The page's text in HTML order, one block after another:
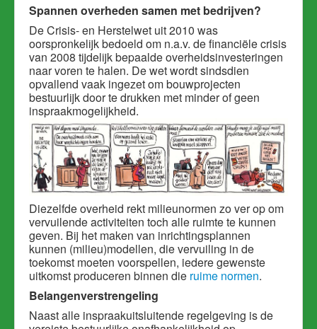
Spannen overheden samen met bedrijven?
De Crisis- en Herstelwet uit 2010 was
oorspronkelijk bedoeld om n.a.v. de financiële crisis
van 2008 tijdelijk bepaalde overheidsinvesteringen
naar voren te halen. De wet wordt sindsdien
opvallend vaak ingezet om bouwprojecten
bestuurlijk door te drukken met minder of geen
inspraakmogelijkheid.
Diezelfde overheid rekt milieunormen zo ver op om
vervuilende activiteiten toch alle ruimte te kunnen
geven. Bij het maken van inrichtingsplannen
kunnen (milieu)modellen, die vervuiling in de
toekomst moeten voorspellen, iedere gewenste
uitkomst produceren binnen die ruime normen.
Belangenverstrengeling
Naastalle inspraakuitsluitende regelgeving is de